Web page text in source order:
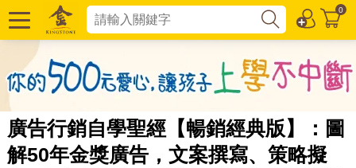
0
廣告行銷自學聖經【暢銷經典版】：圖
解50年金獎廣告，文案撰寫、策略擬